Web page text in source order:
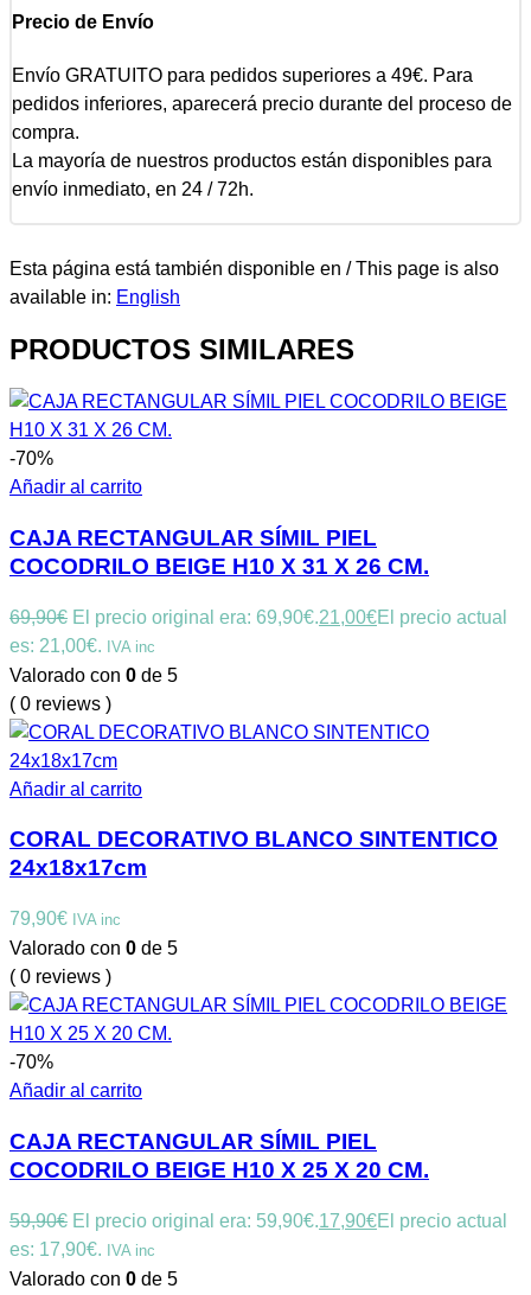
Precio de Envío
Envío GRATUITO para pedidos superiores a 49€. Para
pedidos inferiores, aparecerá precio durante del proceso de
compra.
La mayoría de nuestros productos están disponibles para
envío inmediato, en 24 / 72h.
Esta página está también disponible en / This page is also
available in: English
PRODUCTOS SIMILARES
-70%
Añadir al carrito
CAJA RECTANGULAR SÍMIL PIEL
COCODRILO BEIGE H10 X 31 X 26 CM.
69,90€ El precio original era: 69,90€.21,00€El precio actual
es: 21,00€. IVA inc
Valorado con 0 de 5
( 0 reviews )
Añadir al carrito
CORAL DECORATIVO BLANCO SINTENTICO
24x18x17cm
79,90€ IVA inc
Valorado con 0 de 5
( 0 reviews )
-70%
Añadir al carrito
CAJA RECTANGULAR SÍMIL PIEL
COCODRILO BEIGE H10 X 25 X 20 CM.
59,90€ El precio original era: 59,90€.17,90€El precio actual
es: 17,90€. IVA inc
Valorado con 0 de 5